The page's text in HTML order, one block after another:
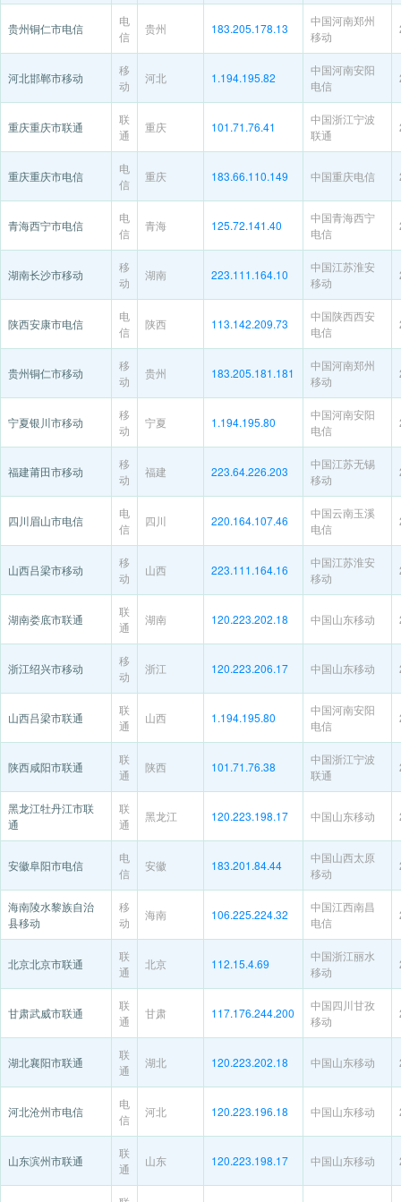
贵州铜仁市电信
电
信
贵州 183.205.178.13
中国河南郑州
移动
河北邯郸市移动
移
动
河北 1.194.195.82
中国河南安阳
电信
重庆重庆市联通
联
通
重庆 101.71.76.41
中国浙江宁波
联通
重庆重庆市电信
电
信
重庆 183.66.110.149 中国重庆电信
青海西宁市电信
电
信
青海 125.72.141.40
中国青海西宁
电信
湖南长沙市移动
移
动
湖南 223.111.164.10
中国江苏淮安
移动
陕西安康市电信
电
信
陕西 113.142.209.73
中国陕西西安
电信
贵州铜仁市移动
移
动
贵州 183.205.181.181
中国河南郑州
移动
宁夏银川市移动
移
动
宁夏 1.194.195.80
中国河南安阳
电信
福建莆田市移动
移
动
福建 223.64.226.203
中国江苏无锡
移动
四川眉山市电信
电
信
四川 220.164.107.46
中国云南玉溪
电信
山西吕梁市移动
移
动
山西 223.111.164.16
中国江苏淮安
移动
湖南娄底市联通
联
通
湖南 120.223.202.18 中国山东移动
浙江绍兴市移动
移
动
浙江 120.223.206.17 中国山东移动
山西吕梁市联通
联
通
山西 1.194.195.80
中国河南安阳
电信
陕西咸阳市联通
联
通
陕西 101.71.76.38
中国浙江宁波
联通
黑龙江牡丹江市联
通
联
通
黑龙江 120.223.198.17 中国山东移动
安徽阜阳市电信
电
信
安徽 183.201.84.44
中国山西太原
移动
海南陵水黎族自治
县移动
移
动
海南 106.225.224.32
中国江西南昌
电信
北京北京市联通
联
通
北京 112.15.4.69
中国浙江丽水
移动
甘肃武威市联通
联
通
甘肃 117.176.244.200
中国四川甘孜
移动
湖北襄阳市联通
联
通
湖北 120.223.202.18 中国山东移动
河北沧州市电信
电
信
河北 120.223.196.18 中国山东移动
山东滨州市联通
联
通
山东 120.223.198.17 中国山东移动